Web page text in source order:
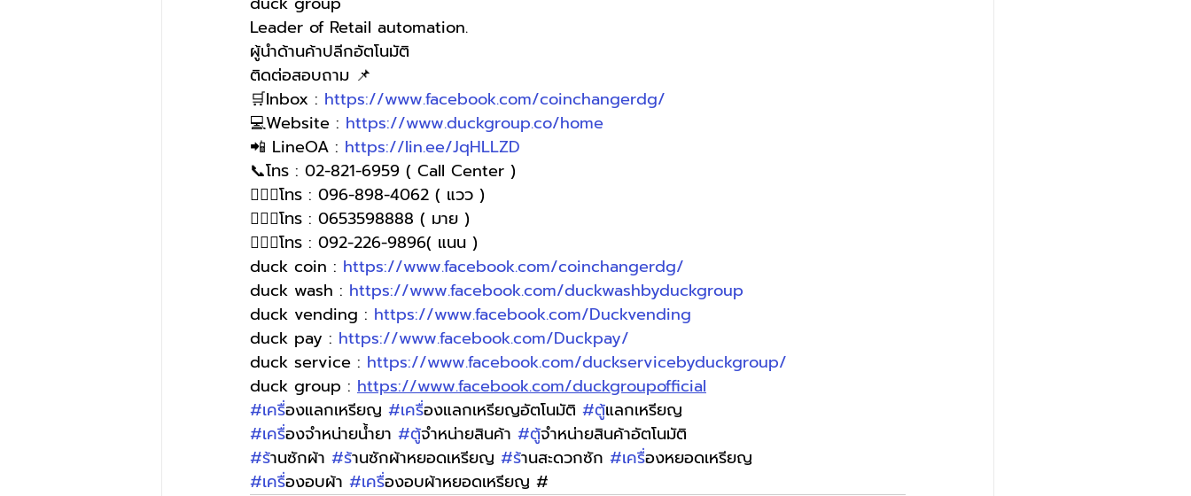
Leader of Retail automation.
ผู้นำด้านค้าปลีกอัตโนมัติ
ติดต่อสอบถาม 📌
🛒Inbox : https://www.facebook.com/coinchangerdg/
💻Website : https://www.duckgroup.co/home
📲 LineOA : https://lin.ee/JqHLLZD
📞โทร : 02-821-6959 ( Call Center )
🙋🏻‍♀โทร : 096-898-4062 ( แวว )
🙋🏻‍♀️โทร : 0653598888 ( มาย )
🙋🏻‍♀️โทร : 092-226-9896( แนน )
duck coin : https://www.facebook.com/coinchangerdg/
duck wash : https://www.facebook.com/duckwashbyduckgroup
duck vending : https://www.facebook.com/Duckvending
duck pay : https://www.facebook.com/Duckpay/
duck service : https://www.facebook.com/duckservicebyduckgroup/
duck group : https://www.facebook.com/duckgroupofficial
#เครื่องแลกเหรียญ #เครื่องแลกเหรียญอัตโนมัติ #ตู้แลกเหรียญ
#เครื่องจำหน่ายน้ำยา #ตู้จำหน่ายสินค้า #ตู้จำหน่ายสินค้าอัตโนมัติ
#ร้านซักผ้า #ร้านซักผ้าหยอดเหรียญ #ร้านสะดวกซัก #เครื่องหยอดเหรียญ
#เครื่องอบผ้า #เครื่องอบผ้าหยอดเหรียญ #